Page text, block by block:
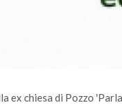
ex chiesa di Pozzo